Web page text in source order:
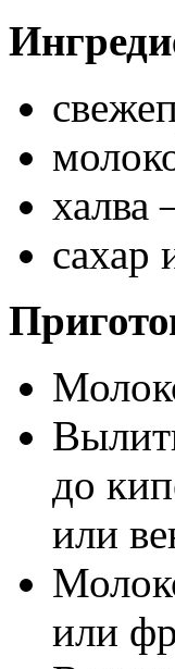
халва
сахар
до
или
или